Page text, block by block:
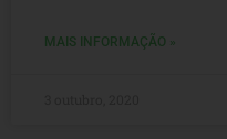
MAIS INFORMAÇÃO »